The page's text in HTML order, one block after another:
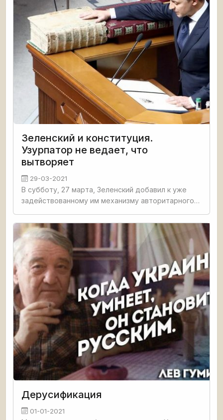
Зеленский и конституция.
Узурпатор не ведает, что
вытворяет
29-03-2021
В субботу, 27 марта, Зеленский добавил к уже
задействованному им механизму авторитарного
подзабытый со времён Ющенко механизм отмены
ранее изданных
Дерусификация
01-01-2021